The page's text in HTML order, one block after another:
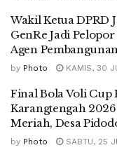
Wakil Ketua DPRD
GenRe Jadi
Agen Pembangunan
by Photo KAMIS, 30
Final Bola Voli Cup
Karangtengah
Meriah, Desa
by Photo SABTU, 25